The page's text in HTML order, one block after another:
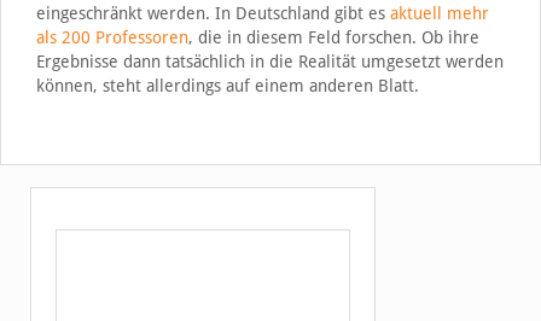
eingeschränkt werden. In Deutschland gibt es aktuell mehr
als 200 Professoren, die in diesem Feld forschen. Ob ihre
Ergebnisse dann tatsächlich in die Realität umgesetzt werden
können, steht allerdings auf einem anderen Blatt.